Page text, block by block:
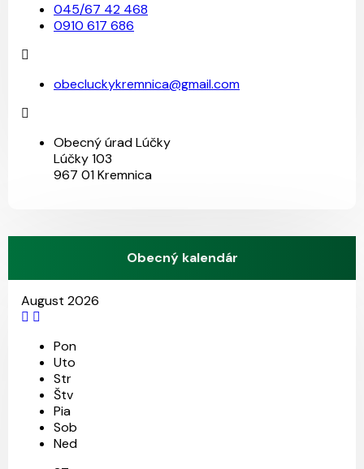
045/67 42 468
0910 617 686
obecluckykremnica@gmail.com
Obecný úrad Lúčky
Lúčky 103
967 01 Kremnica
Obecný kalendár
August 2026
Pon
Uto
Str
Štv
Pia
Sob
Ned